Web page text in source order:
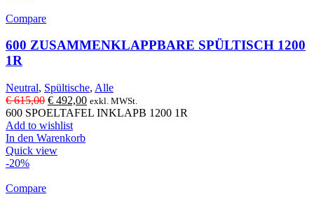
Compare
600 ZUSAMMENKLAPPBARE SPÜLTISCH 1200
1R
Neutral, Spültische, Alle
€615,00 Ursprünglicher
Preis
war:
€ 615,00
€ 492,00Aktueller
Preis
exkl. MWSt.
600 SPOELTAFEL INKLAPB 1200 1R
Add to wishlist
In den Warenkorb
Quick view
-20%
Compare